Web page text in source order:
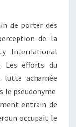
de porter des
de la
International
Les efforts du
lutte acharnée
le pseudonyme
entrain de
occupait le